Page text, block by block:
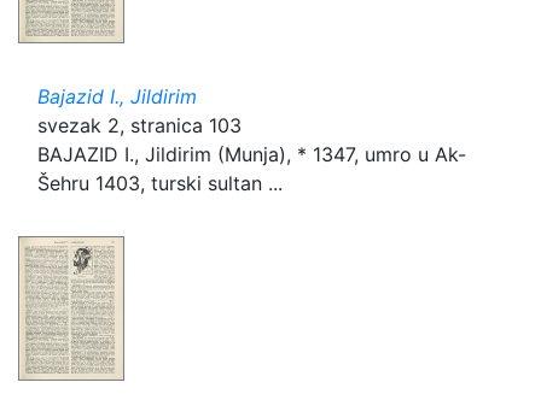
Bajazid I., Jildirim
svezak 2, stranica 103
BAJAZID I., Jildirim (Munja), * 1347, umro u Ak-
Šehru 1403, turski sultan ...